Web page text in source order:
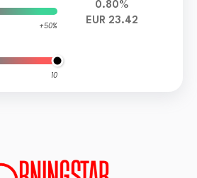
+50%
10
0.80%
EUR 23.42